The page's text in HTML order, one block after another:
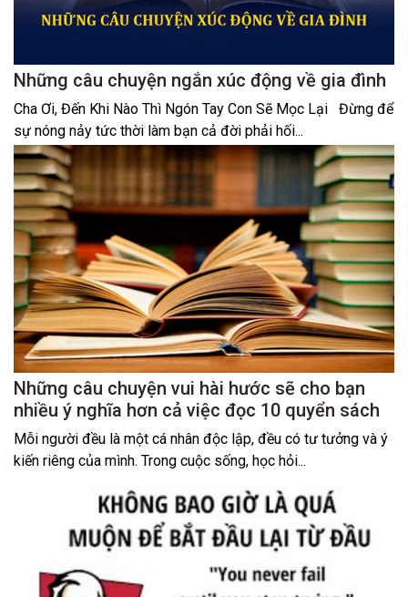
Những câu chuyện ngắn xúc động về gia đình
Cha Ơi, Đến Khi Nào Thì Ngón Tay Con Sẽ Mọc Lại Đừng để
sự nóng nảy tức thời làm bạn cả đời phải hối...
Những câu chuyện vui hài hước sẽ cho bạn
nhiều ý nghĩa hơn cả việc đọc 10 quyển sách
Mỗi người đều là một cá nhân độc lập, đều có tư tưởng và ý
kiến riêng của mình. Trong cuộc sống, học hỏi...